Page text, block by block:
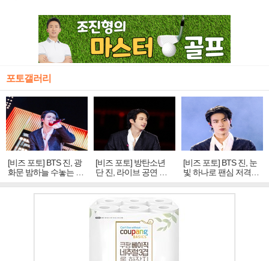
포토갤러리
[비즈 포토] BTS 진, 광
화문 밤하늘 수놓는 '비
주얼 킹'의 열창
[비즈 포토] 방탄소년
단 진, 라이브 공연 중
빛나는 독보적 아우라
[비즈 포토] BTS 진, 눈
빛 하나로 팬심 저격…
독보적 카리스마